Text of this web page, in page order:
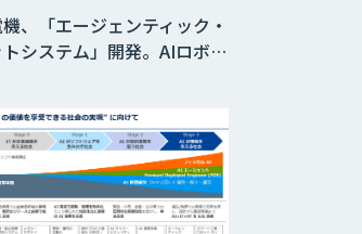
、「エージェンティック・
トシステム」開発。AIロボ…